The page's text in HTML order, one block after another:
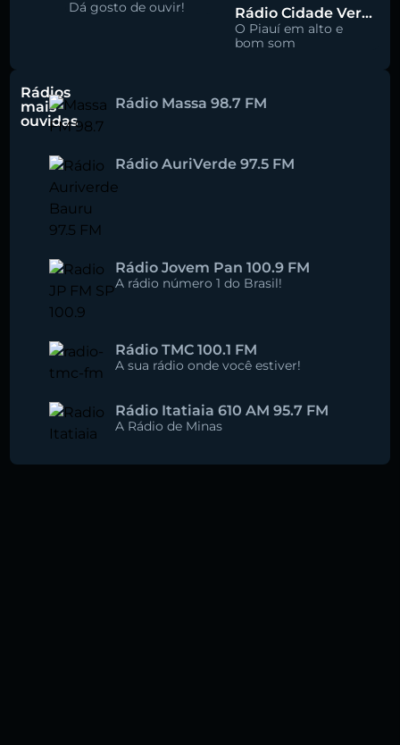
Dá gosto de ouvir! Rádio Cidade Verde 93.5 FM
O Piauí em alto e
bom som
Rádios
mais
ouvidas
Rádio Massa 98.7 FM
Rádio AuriVerde 97.5 FM
Rádio Jovem Pan 100.9 FM
A rádio número 1 do Brasil!
Rádio TMC 100.1 FM
A sua rádio onde você estiver!
Rádio Itatiaia 610 AM 95.7 FM
A Rádio de Minas